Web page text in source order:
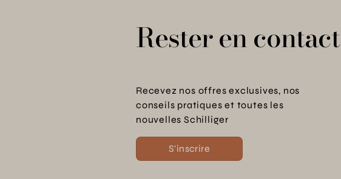
Rester en contact
Recevez nos offres exclusives, nos
conseils pratiques et toutes les
nouvelles Schilliger
S'inscrire